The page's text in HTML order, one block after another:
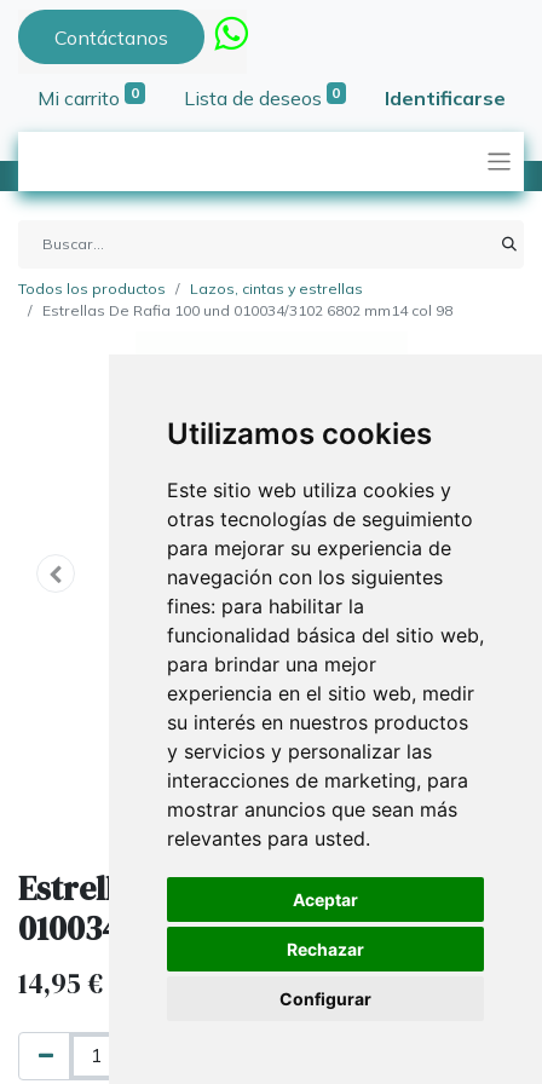
Utilizamos cookies
Este sitio web utiliza cookies y
otras tecnologías de seguimiento
para mejorar su experiencia de
navegación con los siguientes
fines: para habilitar la
funcionalidad básica del sitio web,
para brindar una mejor
experiencia en el sitio web, medir
su interés en nuestros productos
y servicios y personalizar las
interacciones de marketing, para
mostrar anuncios que sean más
relevantes para usted.
Aceptar
Rechazar
Configurar
Contáctanos
Mi carrito 0 Lista de deseos 0 Identificarse
Todos los productos
Lazos, cintas y estrellas
Estrellas De Rafia 100 und 010034/3102 6802 mm14 col 98
Estrellas De Rafia 100 und
010034/3102 6802 mm14 col 98
14,95€